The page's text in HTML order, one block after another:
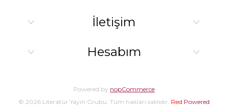
İletişim
Hesabım
Powered by nopCommerce
© 2026 Literatür Yayın Grubu. Tüm hakları saklıdır. Red Powered